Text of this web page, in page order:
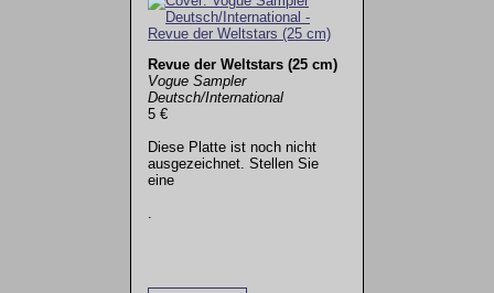
Revue der Weltstars (25 cm)
Vogue Sampler
Deutsch/International
5 €
Diese Platte ist noch nicht
ausgezeichnet. Stellen Sie
eine